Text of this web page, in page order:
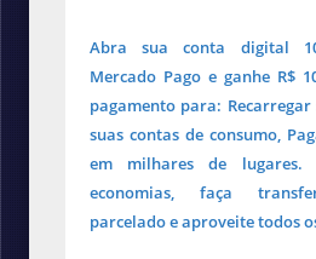
Abra sua conta digital
Mercado Pago e ganhe R$
pagamento para:
suas contas de consumo,
em milhares de lugares.
economias, faça
parcelado e aproveite todos